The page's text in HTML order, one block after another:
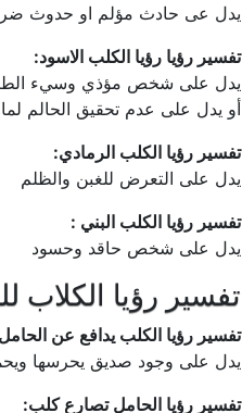
يدل عى حادث مؤلم او حدوث
تفسير رؤيا رؤيا الكلب الاسود:
يدل على شخص مؤذي وسيء
أو يدل على عدم تحقيق الحالم لما
تفسير رؤيا الكلب الرمادي:
يدل على التعرض للغبن والظلم
تفسير رؤيا الكلب البني :
يدل على شخص حاقد وحسود
تفسير رؤيا الكلاب
تفسير رؤيا الكلب يدافع عن
يدل على وجود صديق يحرسها
تفسير رؤيا الحامل تصارع كلب: